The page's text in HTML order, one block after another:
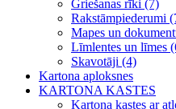
Griešanas rīki (7)
Rakstāmpiederumi
Mapes un
Līmlentes un līmes
Skavotāji (4)
Kartona aploksnes
KARTONA KASTES
Kartona kastes ar